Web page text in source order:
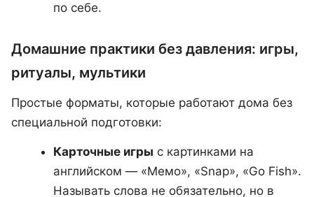
по себе.
Домашние практики без давления: игры,
ритуалы, мультики
Простые форматы, которые работают дома без
специальной подготовки:
Карточные игры с картинками на
английском — «Мемо», «Snap», «Go Fish».
Называть слова не обязательно, но в